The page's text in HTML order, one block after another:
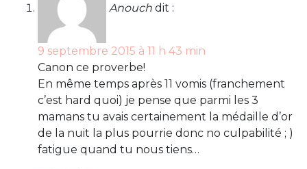
Anouch dit :
9 septembre 2015 à 11 h 43 min
Canon ce proverbe!
En même temps après 11 vomis (franchement
c’est hard quoi) je pense que parmi les 3
mamans tu avais certainement la médaille d’or
de la nuit la plus pourrie donc no culpabilité ; )
fatigue quand tu nous tiens…